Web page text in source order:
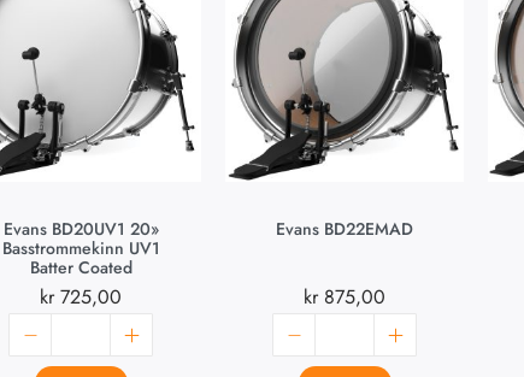
Evans BD20UV1 20»
Basstrommekinn UV1
Batter Coated
kr725,00
Evans BD22EMAD
kr875,00